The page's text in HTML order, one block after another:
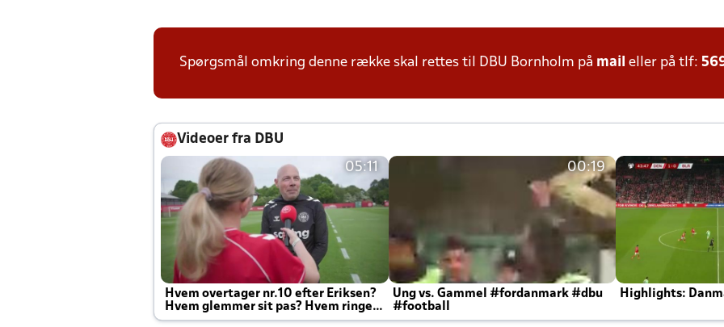
Spørgsmål omkring denne række skal rettes til DBU Bornholm på mail eller på tlf:
Videoer fra DBU
05:11
Hvem overtager nr.10 efter Eriksen?
Hvem glemmer sit pas? Hvem ringer
Joachim altid til efter kampe?
00:19
Ung vs. Gammel #fordanmark #dbu
#football
Highlights: